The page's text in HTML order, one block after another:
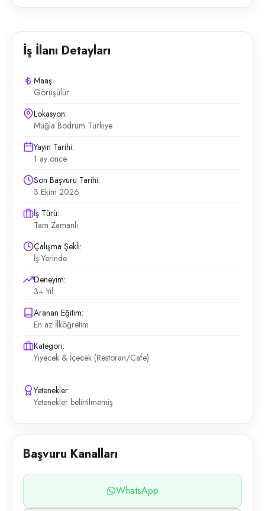
İş İlanı Detayları
Maaş:
Görüşülür
Lokasyon:
Muğla Bodrum Türkiye
Yayın Tarihi:
1 ay önce
Son Başvuru Tarihi:
3 Ekim 2026
İş Türü:
Tam Zamanlı
Çalışma Şekli:
İş Yerinde
Deneyim:
3+ Yıl
Aranan Eğitim:
En az İlköğretim
Kategori:
Yiyecek & İçecek (Restoran/Cafe)
Yetenekler:
Yetenekler belirtilmemiş
Başvuru Kanalları
WhatsApp